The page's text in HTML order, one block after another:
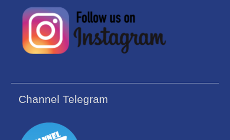
Channel Telegram